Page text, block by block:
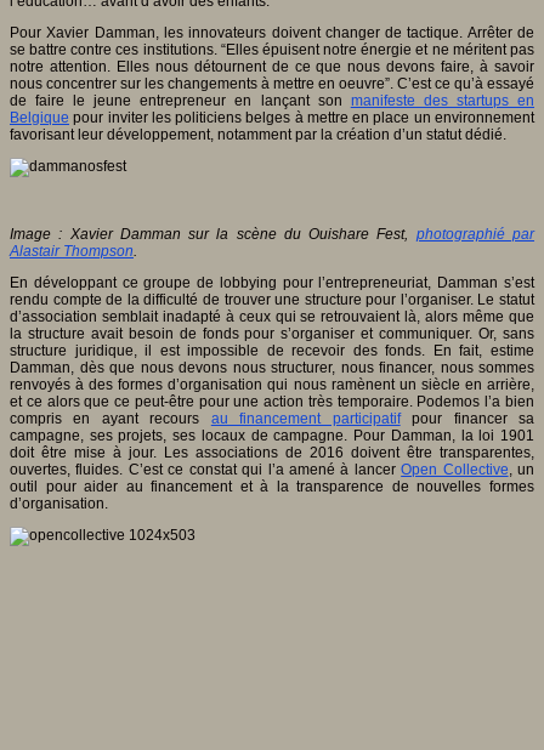
Pour Xavier Damman, les innovateurs doivent changer de tactique. Arrêter de
se battre contre ces institutions. “Elles épuisent notre énergie et ne méritent pas
notre attention. Elles nous détournent de ce que nous devons faire, à savoir
nous concentrer sur les changements à mettre en oeuvre”. C’est ce qu’à essayé
de faire le jeune entrepreneur en lançant son manifeste des startups en
Belgique pour inviter les politiciens belges à mettre en place un environnement
favorisant leur développement, notamment par la création d’un statut dédié.
Image : Xavier Damman sur la scène du Ouishare Fest, photographié par
Alastair Thompson.
En développant ce groupe de lobbying pour l’entrepreneuriat, Damman s’est
rendu compte de la difficulté de trouver une structure pour l’organiser. Le statut
d’association semblait inadapté à ceux qui se retrouvaient là, alors même que
la structure avait besoin de fonds pour s’organiser et communiquer. Or, sans
structure juridique, il est impossible de recevoir des fonds. En fait, estime
Damman, dès que nous devons nous structurer, nous financer, nous sommes
renvoyés à des formes d’organisation qui nous ramènent un siècle en arrière,
et ce alors que ce peut-être pour une action très temporaire. Podemos l’a bien
compris en ayant recours au financement participatifpour financer sa
campagne, ses projets, ses locaux de campagne. Pour Damman, la loi 1901
doit être mise à jour. Les associations de 2016 doivent être transparentes,
ouvertes, fluides. C’est ce constat qui l’a amené à lancerOpen Collective, un
outil pour aider au financement et à la transparence de nouvelles formes
d’organisation.